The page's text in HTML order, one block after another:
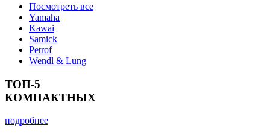
Посмотреть все
Yamaha
Kawai
Samick
Petrof
Wendl & Lung
ТОП-5
КОМПАКТНЫХ
подробнее